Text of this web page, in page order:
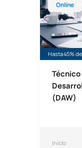
Online
Hasta 45%
(DAW)
Inicio: